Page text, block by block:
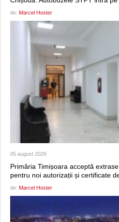
de: Marcel Hoster
05 august 2026
Primăria Timișoara acceptă
pentru noi autorizații și certificate
de: Marcel Hoster